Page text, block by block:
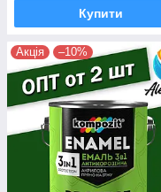
Купити
Акція –10%